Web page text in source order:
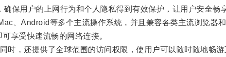
用户的上网行为和个人隐私得到有效保护，让用户安全畅享
Android等多个主流操作系统，并且兼容各类主流浏览器和
享受快速流畅的网络连接。
，还提供了全球范围的访问权限，使用户可以随时随地畅游